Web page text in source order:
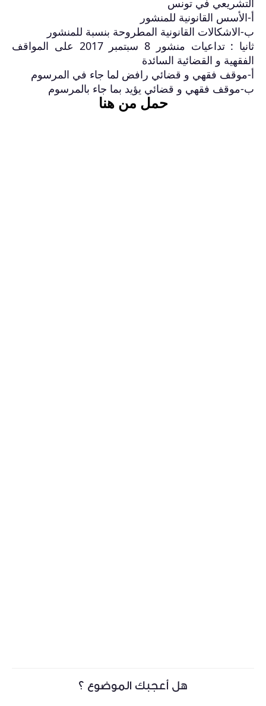
أ-الأسس القانونية للمنشور
ب-الاشكالات القانونية المطروحة بنسبة للمنشور
ثانيا : تداعيات منشور 8 سبتمبر 2017 على المواقف
الفقهية و القضائية السائدة
أ-موقف فقهي و قضائي رافض لما جاء في المرسوم
ب-موقف فقهي و قضائي يؤيد بما جاء بالمرسوم
حمل من هنا
هل أعجبك الموضوع ؟